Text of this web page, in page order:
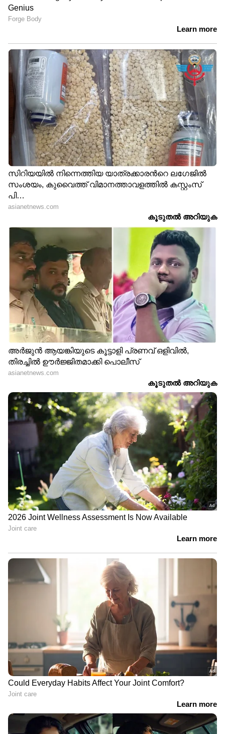
തിരുമലയുള്ള ബോഡി ആന്റ് സോൾ എന്ന
ജിമ്മിലാണ് വർക്കൗട്ട് ചെയ്തിരുന്നത്. ദിവസവും
ജിമ്മിൽ രണ്ട് മണിക്കൂർ വർക്കൗട്ട്
ചെയ്യുമായിരുന്നു. ഫ്ലോർ എക്സർസെെസും
മെഷീൻ എക്സർസെെസും ചെയ്തിരുന്നു.
ട്രെയിനർമാരായ ഷിനി മനോജ്, ശരണ്യ
എന്നിവരാണ് ഡയറ്റ് പ്ലാനും വെയ്റ്റ് ലോസ്
ടിപ്സുകൾ പറഞ്ഞു തന്നിരുന്നതെന്നും വിദ്യ
പറഞ്ഞു.
വണ്ണം കൂടിയിരുന്നപ്പോൾ നെ​ഗറ്റീവ് കമന്റുകൾ
ധാരാളം കേട്ടിരുന്നു. അതൊന്നും വലിയ
കാര്യമാക്കാറില്ലായിരുന്നുവെന്നും വിദ്യ പറഞ്ഞു.
മലയിൻകീഴുള്ള യൂണിവേഴ്സിറ്റി ഇൻസ്റ്റിറ്റ്യൂട്ട്
ഓഫ് ടെക്നോളജിയിൽ രണ്ടാം വർഷം ബിരുദ
വിദ്യാർത്ഥിനിയാണ് വിദ്യ.
70 ൽ നിന്ന് അഞ്ച് മാസം കൊണ്ട് 50 ലേക്ക്
; വെയ്റ്റ് ലോസിന് സഹായിച്ചത് ഈ ഡയറ്റ്